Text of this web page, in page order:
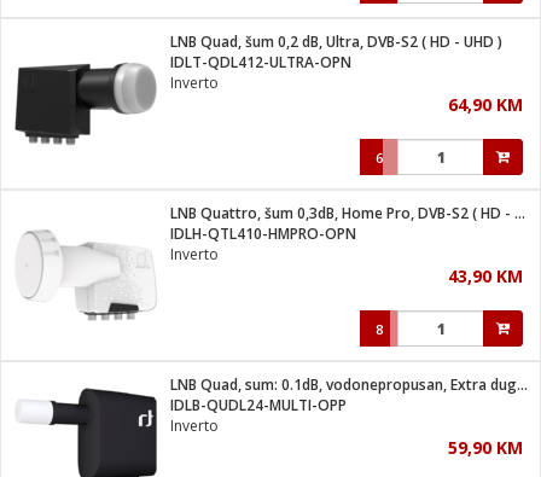
Vitrine
Sušilica
LNB Quad, šum 0,2 dB, Ultra, DVB-S2 ( HD - UHD )
IDLT-QDL412-ULTRA-OPN
Inverto
64,90 KM
6
LNB Quattro, šum 0,3dB, Home Pro, DVB-S2 ( HD - UHD )
IDLH-QTL410-HMPRO-OPN
Inverto
43,90 KM
8
LNB Quad, sum: 0.1dB, vodonepropusan, Extra dugi vrat
IDLB-QUDL24-MULTI-OPP
Inverto
59,90 KM